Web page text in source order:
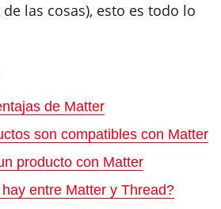
las cosas), esto es todo lo
de Matter
son compatibles con Matter
producto con Matter
entre Matter y Thread?